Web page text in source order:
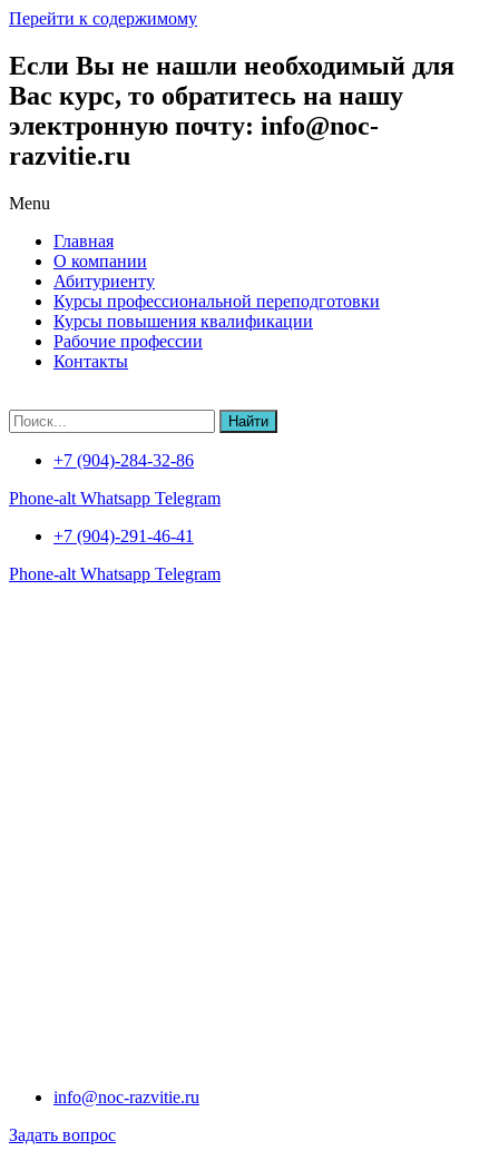
Перейти к содержимому
Если Вы не нашли необходимый для
Вас курс, то обратитесь на нашу
электронную почту: info@noc-
razvitie.ru
Menu
Главная
О компании
Абитуриенту
Курсы профессиональной переподготовки
Курсы повышения квалификации
Рабочие профессии
Контакты
Найти
+7 (904)-284-32-86
Phone-alt Whatsapp Telegram
+7 (904)-291-46-41
Phone-alt Whatsapp Telegram
info@noc-razvitie.ru
Задать вопрос